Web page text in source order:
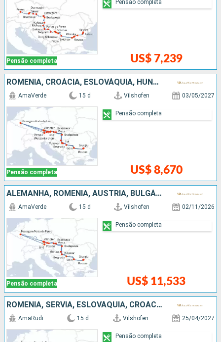
Pensão completa US$ 7,239
Pensão completa
ROMÊNIA, CROÁCIA, ESLOVÁQUIA, HUNGRIA, SÉRVIA, AUSTRIA, BULGÁRIA, ALEMANHA
Pensão completa
AmaVerde 15 d Vilshofen 03/05/2027
US$ 8,670
Pensão completa
ALEMANHA, ROMÊNIA, AUSTRIA, BULGÁRIA, SÉRVIA, ESLOVÁQUIA, CROÁCIA, HUNGRIA
Pensão completa
AmaVerde 15 d Vilshofen 02/11/2026
US$ 11,533
Pensão completa
ROMÊNIA, SÉRVIA, ESLOVÁQUIA, CROÁCIA, HUNGRIA, AUSTRIA, BULGÁRIA, ALEMANHA
AmaRudi 15 d Vilshofen 25/04/2027
Pensão completa